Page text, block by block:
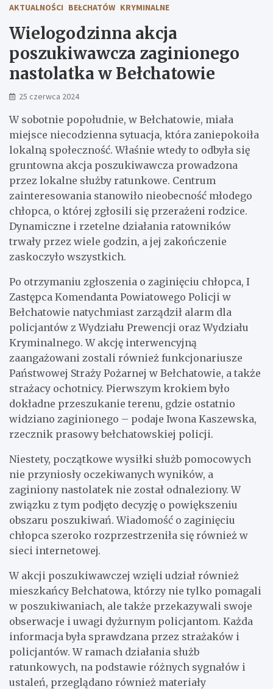
AKTUALNOŚCI BEŁCHATÓW KRYMINALNE
Wielogodzinna akcja
poszukiwawcza zaginionego
nastolatka w Bełchatowie
25 czerwca 2024
W sobotnie popołudnie, w Bełchatowie, miała
miejsce niecodzienna sytuacja, która zaniepokoiła
lokalną społeczność. Właśnie wtedy to odbyła się
gruntowna akcja poszukiwawcza prowadzona
przez lokalne służby ratunkowe. Centrum
zainteresowania stanowiło nieobecność młodego
chłopca, o której zgłosili się przerażeni rodzice.
Dynamiczne i rzetelne działania ratowników
trwały przez wiele godzin, a jej zakończenie
zaskoczyło wszystkich.
Po otrzymaniu zgłoszenia o zaginięciu chłopca, I
Zastępca Komendanta Powiatowego Policji w
Bełchatowie natychmiast zarządził alarm dla
policjantów z Wydziału Prewencji oraz Wydziału
Kryminalnego. W akcję interwencyjną
zaangażowani zostali również funkcjonariusze
Państwowej Straży Pożarnej w Bełchatowie, a także
strażacy ochotnicy. Pierwszym krokiem było
dokładne przeszukanie terenu, gdzie ostatnio
widziano zaginionego – podaje Iwona Kaszewska,
rzecznik prasowy bełchatowskiej policji.
Niestety, początkowe wysiłki służb pomocowych
nie przyniosły oczekiwanych wyników, a
zaginiony nastolatek nie został odnaleziony. W
związku z tym podjęto decyzję o powiększeniu
obszaru poszukiwań. Wiadomość o zaginięciu
chłopca szeroko rozprzestrzeniła się również w
sieci internetowej.
W akcji poszukiwawczej wzięli udział również
mieszkańcy Bełchatowa, którzy nie tylko pomagali
w poszukiwaniach, ale także przekazywali swoje
obserwacje i uwagi dyżurnym policjantom. Każda
informacja była sprawdzana przez strażaków i
policjantów. W ramach działania służb
ratunkowych, na podstawie różnych sygnałów i
ustaleń, przeglądano również materiały